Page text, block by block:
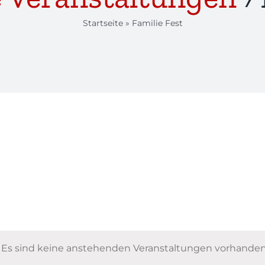
Startseite» Familie Fest
Es sind keine anstehenden Veranstaltungen